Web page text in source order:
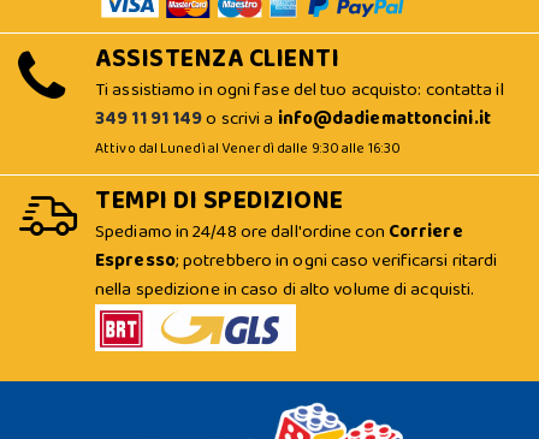
ASSISTENZA CLIENTI
Ti assistiamo in ogni fase del tuo acquisto: contatta il
349 11 91 149o scrivi a info@dadiemattoncini.it
Attivo dal Lunedì al Venerdì dalle 9:30 alle 16:30
TEMPI DI SPEDIZIONE
Spediamo in 24/48 ore dall'ordine con Corriere
Espresso; potrebbero in ogni caso verificarsi ritardi
nella spedizione in caso di alto volume di acquisti.